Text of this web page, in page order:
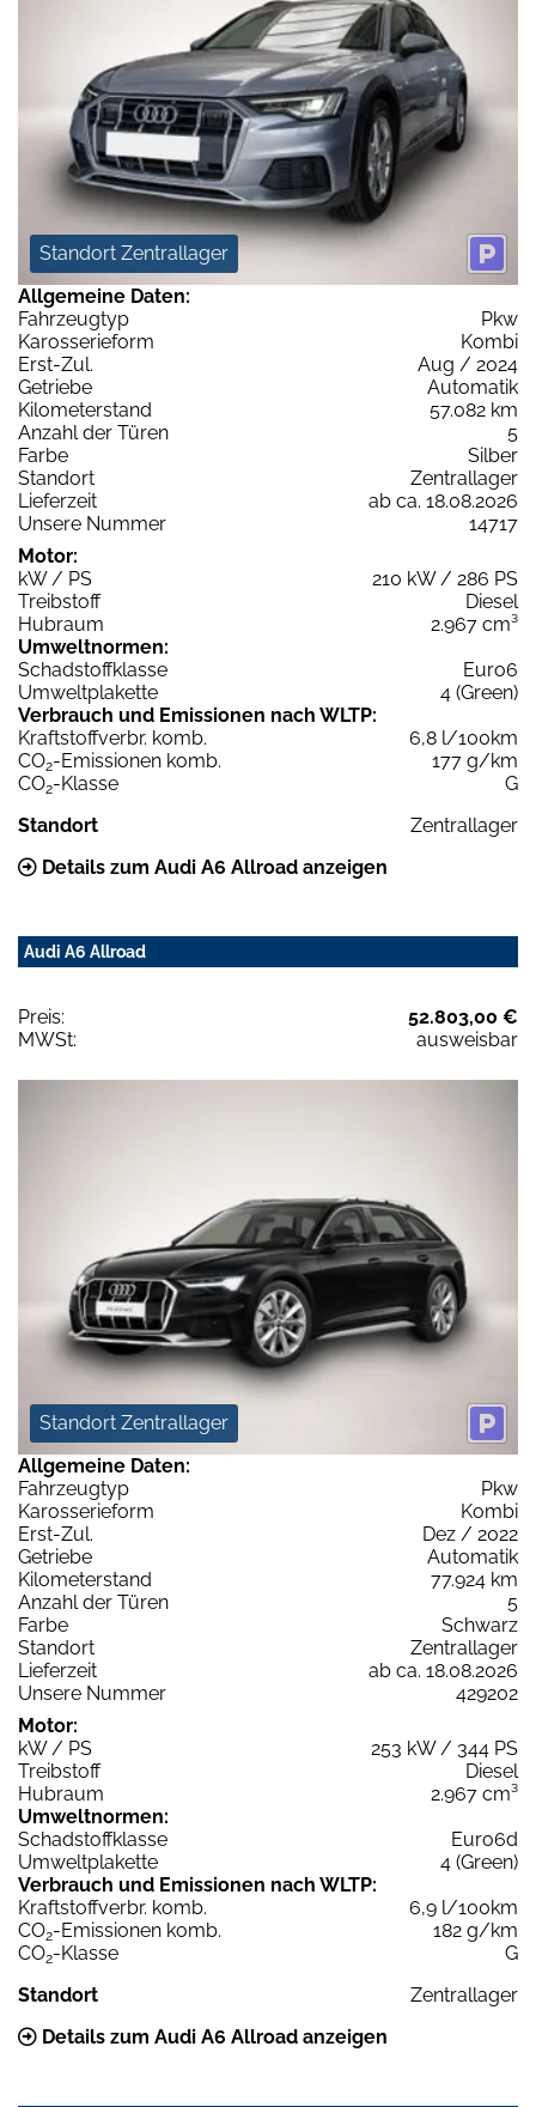
Standort Zentrallager
Allgemeine Daten:
Fahrzeugtyp
Pkw
Karosserieform
Kombi
Erst-Zul.
Aug / 2024
Getriebe
Automatik
Kilometerstand
57.082 km
Anzahl der Türen
5
Farbe
Silber
Standort
Zentrallager
Lieferzeit
ab ca. 18.08.2026
Unsere Nummer
14717
Motor:
kW / PS
210 kW / 286 PS
Treibstoff
Diesel
Hubraum
2.967 cm³
Umweltnormen:
Schadstoffklasse
Euro6
Umweltplakette
4 (Green)
Verbrauch und Emissionen nach WLTP:
Kraftstoffverbr. komb.
6,8 l/100km
CO2-Emissionen komb.
177 g/km
CO2-Klasse
G
Standort
Zentrallager
Details zum Audi A6 Allroad anzeigen
Audi A6 Allroad
Preis:
52.803,00 €
MWSt:
ausweisbar
Standort Zentrallager
Allgemeine Daten:
Fahrzeugtyp
Pkw
Karosserieform
Kombi
Erst-Zul.
Dez / 2022
Getriebe
Automatik
Kilometerstand
77.924 km
Anzahl der Türen
5
Farbe
Schwarz
Standort
Zentrallager
Lieferzeit
ab ca. 18.08.2026
Unsere Nummer
429202
Motor:
kW / PS
253 kW / 344 PS
Treibstoff
Diesel
Hubraum
2.967 cm³
Umweltnormen:
Schadstoffklasse
Euro6d
Umweltplakette
4 (Green)
Verbrauch und Emissionen nach WLTP:
Kraftstoffverbr. komb.
6,9 l/100km
CO2-Emissionen komb.
182 g/km
CO2-Klasse
G
Standort
Zentrallager
Details zum Audi A6 Allroad anzeigen